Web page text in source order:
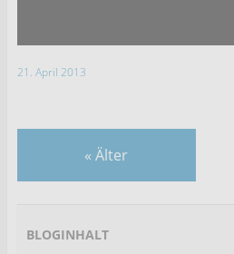
21. April 2013
« Älter
BLOGINHALT